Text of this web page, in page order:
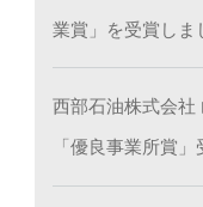
業賞」を受賞しま
西部石油株式会社
「優良事業所賞